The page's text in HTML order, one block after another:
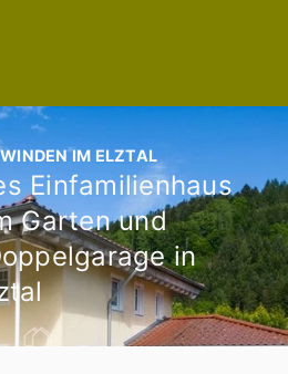
IM ELZTAL
Einfamilienhaus
Garten und
in